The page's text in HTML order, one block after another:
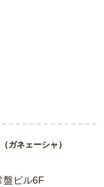
ガネェーシャ）
盤ビル6F